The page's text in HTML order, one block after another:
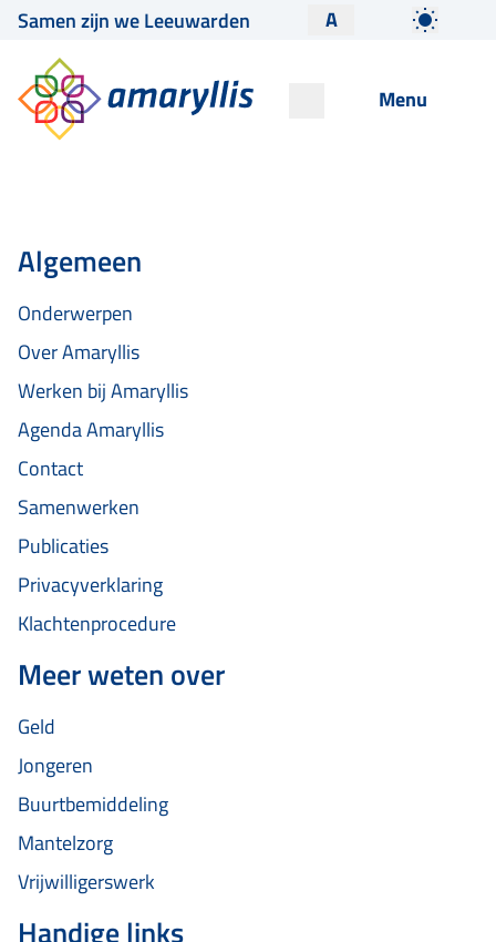
Samen zijn we Leeuwarden A
Menu
Algemeen
Onderwerpen
Over Amaryllis
Werken bij Amaryllis
Agenda Amaryllis
Contact
Samenwerken
Publicaties
Privacyverklaring
Klachtenprocedure
Meer weten over
Geld
Jongeren
Buurtbemiddeling
Mantelzorg
Vrijwilligerswerk
Handige links